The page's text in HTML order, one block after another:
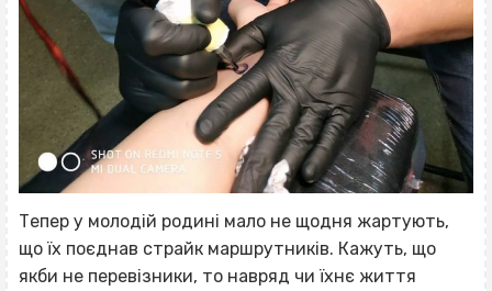
Тепер у молодій родині мало не щодня жартують,
що їх поєднав страйк маршрутників. Кажуть, що
якби не перевізники, то навряд чи їхнє життя